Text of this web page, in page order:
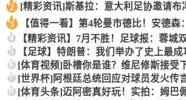
2
3
4
5 【足球】特朗普：我们举办了史上最
6
7
8